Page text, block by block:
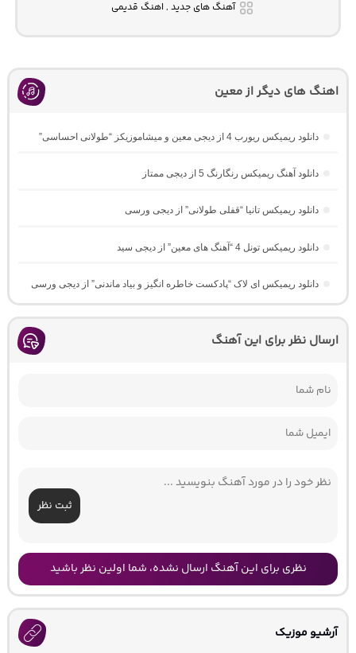
آهنگ های جدید , اهنگ قدیمی
اهنگ های دیگر از معین
دانلود ریمیکس ریورب 4 از دیجی معین و میشاموزیکز “طولانی احساسی”
دانلود آهنگ ریمیکس رنگارنگ 5 از دیجی ممتاز
دانلود ریمیکس تانیا “قفلی طولانی” از دیجی ورسی
دانلود ریمیکس تونل 4 “آهنگ های معین” از دیجی سید
دانلود ریمیکس ای لاک “پادکست خاطره انگیز و بیاد ماندنی” از دیجی ورسی
ارسال نظر برای این آهنگ
ثبت نظر
نظری برای این آهنگ ارسال نشده، شما اولین نظر باشید
آرشیو موزیک